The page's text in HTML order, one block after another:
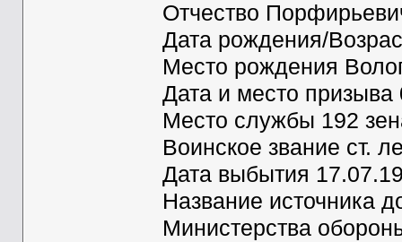
Отчество
Дата рождения/
Место рождения
Дата и место призыва
Место службы 192
Воинское звание ст.
Дата выбытия
Название источника
Министерства